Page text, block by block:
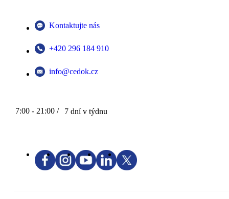
Kontaktujte nás
+420 296 184 910
info@cedok.cz
7:00 - 21:00 / 7 dní v týdnu